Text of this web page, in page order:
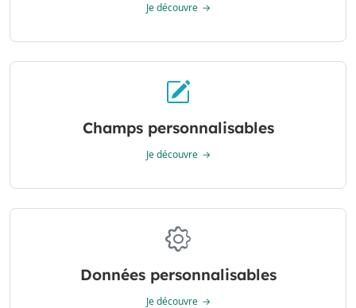
Je découvre
Champs personnalisables
Je découvre
Données personnalisables
Je découvre